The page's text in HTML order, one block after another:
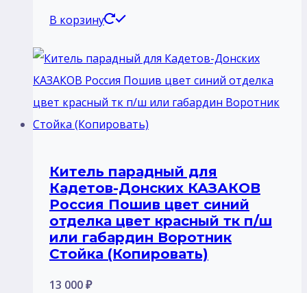
В корзину
Китель парадный для
Кадетов-Донских КАЗАКОВ
Россия Пошив цвет синий
отделка цвет красный тк п/ш
или габардин Воротник
Стойка (Копировать)
13 000₽